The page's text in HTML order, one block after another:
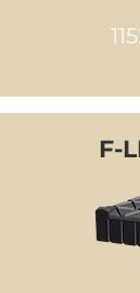
F-